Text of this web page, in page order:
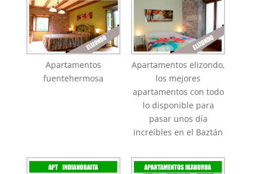
Apartamentos
fuentehermosa
Apartamentos elizondo,
los mejores
apartamentos con todo
lo disponible para
pasar unos día
increíbles en el Baztán